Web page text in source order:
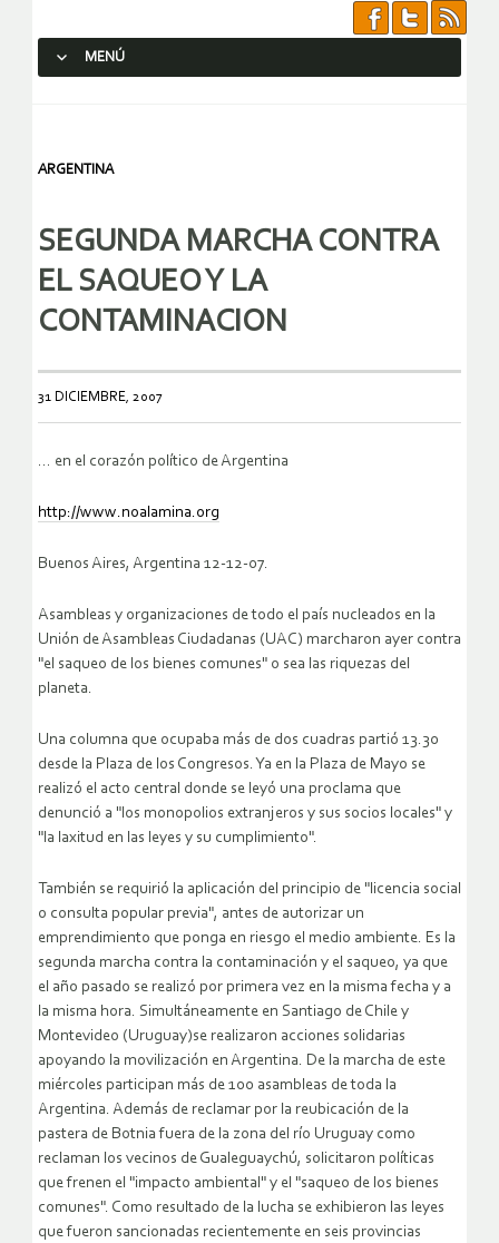
MENÚ
ARGENTINA
SEGUNDA MARCHA CONTRA
EL SAQUEO Y LA
CONTAMINACION
31 DICIEMBRE, 2007
… en el corazón político de Argentina
http://www.noalamina.org
Buenos Aires, Argentina 12-12-07.
Asambleas y organizaciones de todo el país nucleados en la
Unión de Asambleas Ciudadanas (UAC) marcharon ayer contra
"el saqueo de los bienes comunes" o sea las riquezas del
planeta.
Una columna que ocupaba más de dos cuadras partió 13.30
desde la Plaza de los Congresos. Ya en la Plaza de Mayo se
realizó el acto central donde se leyó una proclama que
denunció a "los monopolios extranjeros y sus socios locales" y
"la laxitud en las leyes y su cumplimiento".
También se requirió la aplicación del principio de "licencia social
o consulta popular previa", antes de autorizar un
emprendimiento que ponga en riesgo el medio ambiente. Es la
segunda marcha contra la contaminación y el saqueo, ya que
el año pasado se realizó por primera vez en la misma fecha y a
la misma hora. Simultáneamente en Santiago de Chile y
Montevideo (Uruguay)se realizaron acciones solidarias
apoyando la movilización en Argentina. De la marcha de este
miércoles participan más de 100 asambleas de toda la
Argentina. Además de reclamar por la reubicación de la
pastera de Botnia fuera de la zona del río Uruguay como
reclaman los vecinos de Gualeguaychú, solicitaron políticas
que frenen el "impacto ambiental" y el "saqueo de los bienes
comunes". Como resultado de la lucha se exhibieron las leyes
que fueron sancionadas recientemente en seis provincias